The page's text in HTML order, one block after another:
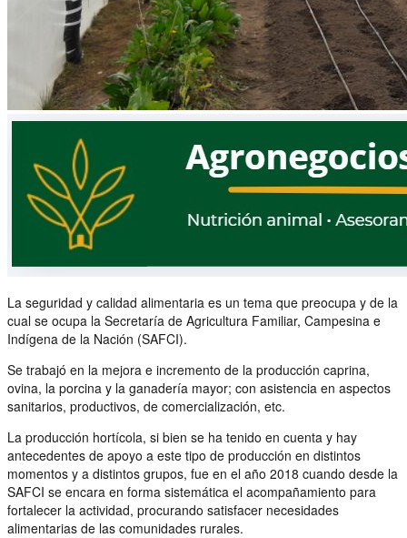
La seguridad y calidad alimentaria es un tema que preocupa y de la
cual se ocupa la Secretaría de Agricultura Familiar, Campesina e
Indígena de la Nación (SAFCI).
Se trabajó en la mejora e incremento de la producción caprina,
ovina, la porcina y la ganadería mayor; con asistencia en aspectos
sanitarios, productivos, de comercialización, etc.
La producción hortícola, si bien se ha tenido en cuenta y hay
antecedentes de apoyo a este tipo de producción en distintos
momentos y a distintos grupos, fue en el año 2018 cuando desde la
SAFCI se encara en forma sistemática el acompañamiento para
fortalecer la actividad, procurando satisfacer necesidades
alimentarias de las comunidades rurales.